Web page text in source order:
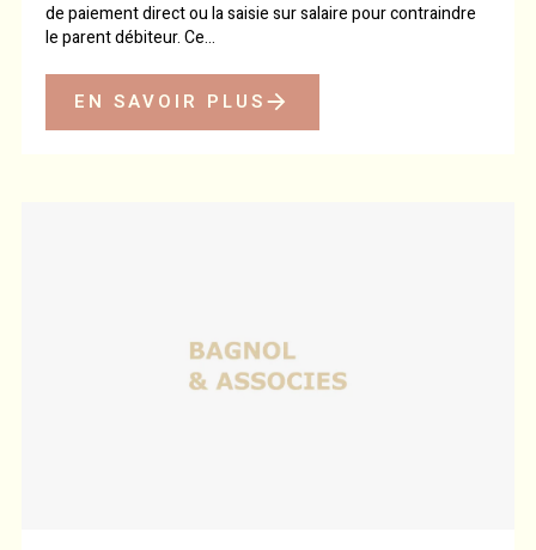
de paiement direct ou la saisie sur salaire pour contraindre
le parent débiteur. Ce...
EN SAVOIR PLUS